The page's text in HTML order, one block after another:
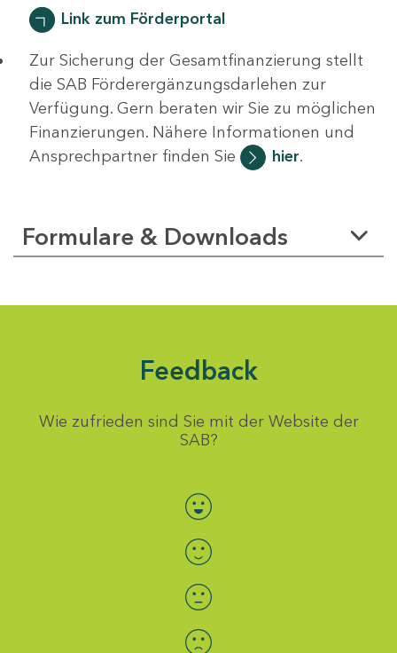
Link zum Förderportal
Zur Sicherung der Gesamtfinanzierung stellt
die SAB Förderergänzungsdarlehen zur
Verfügung. Gern beraten wir Sie zu möglichen
Finanzierungen. Nähere Informationen und
Ansprechpartner finden Sie
hier.
Formulare & Downloads
Feedback
Wie zufrieden sind Sie mit der Website der
SAB?
Bewertung auswählen